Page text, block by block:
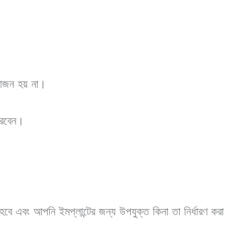
হয় না।
এবং আপনি ইমপ্লান্টের জন্য উপযুক্ত কিনা তা নির্ধারণ করা